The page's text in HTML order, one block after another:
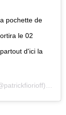
pochette de
le 02
d'ici la
le